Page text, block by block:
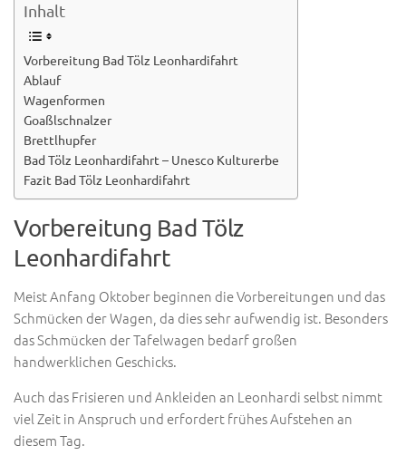
Inhalt
Vorbereitung Bad Tölz Leonhardifahrt
Ablauf
Wagenformen
Goaßlschnalzer
Brettlhupfer
Bad Tölz Leonhardifahrt – Unesco Kulturerbe
Fazit Bad Tölz Leonhardifahrt
Vorbereitung Bad Tölz
Leonhardifahrt
Meist Anfang Oktober beginnen die Vorbereitungen und das
Schmücken der Wagen, da dies sehr aufwendig ist. Besonders
das Schmücken der Tafelwagen bedarf großen
handwerklichen Geschicks.
Auch das Frisieren und Ankleiden an Leonhardi selbst nimmt
viel Zeit in Anspruch und erfordert frühes Aufstehen an
diesem Tag.